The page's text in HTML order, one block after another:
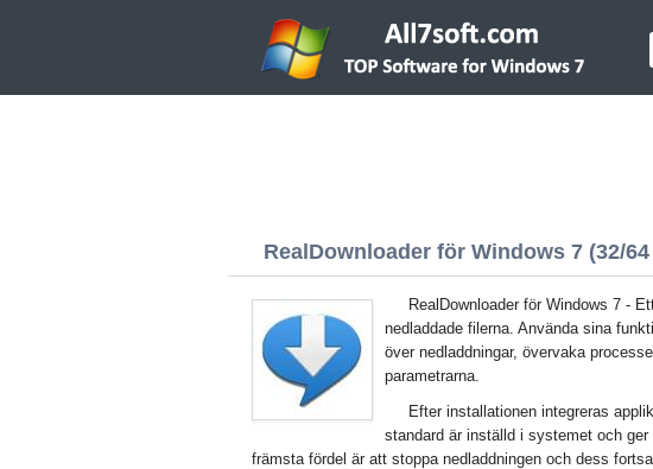
RealDownloader för Windows 7 (32/
RealDownloader för Windows 7 -
nedladdade filerna. Använda sina
över nedladdningar, övervaka
parametrarna.
Efter installationen integreras
standard är inställd i systemet och
främsta fördel är att stoppa nedladdningen och dess